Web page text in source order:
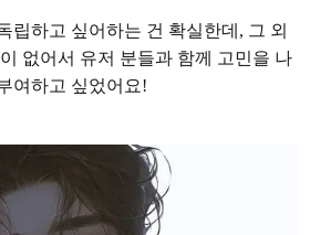
립하고 싶어하는 건 확실한데, 그 외
없어서 유저 분들과 함께 고민을 나
여하고 싶었어요!